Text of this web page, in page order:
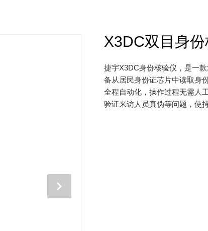
X3DC双目身
捷宇X3DC身份核验仪，是一
备从居民身份证芯片中读取身
全程自动化，操作过程无需人
验证来访人员真伪等问题，使